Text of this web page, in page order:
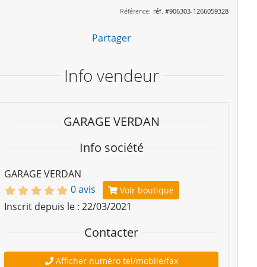
Référence: réf. #906303-1266059328
Partager
Info vendeur
GARAGE VERDAN
Info société
GARAGE VERDAN
0 avis
Voir boutique
Inscrit depuis le : 22/03/2021
Contacter
Afficher numéro tel/mobile/fax